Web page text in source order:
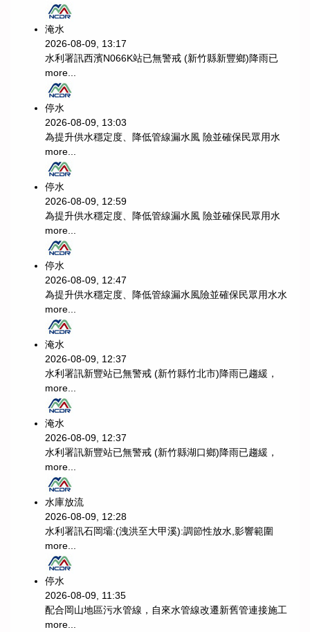
淹水
2026-08-09, 13:17
水利署訊西濱N066K站已無警戒 (新竹縣新豐鄉)降雨已
more...
停水
2026-08-09, 13:03
為提升供水穩定度、降低管線漏水風 險並確保民眾用水
more...
停水
2026-08-09, 12:59
為提升供水穩定度、降低管線漏水風 險並確保民眾用水
more...
停水
2026-08-09, 12:47
為提升供水穩定度、降低管線漏水風險並確保民眾用水水
more...
淹水
2026-08-09, 12:37
水利署訊新豐站已無警戒 (新竹縣竹北市)降雨已趨緩，
more...
淹水
2026-08-09, 12:37
水利署訊新豐站已無警戒 (新竹縣湖口鄉)降雨已趨緩，
more...
水庫放流
2026-08-09, 12:28
水利署訊石岡壩:(洩洪至大甲溪):調節性放水,影響範圍
more...
停水
2026-08-09, 11:35
配合岡山地區污水管線，自來水管線改遷新舊管連接施工
more...